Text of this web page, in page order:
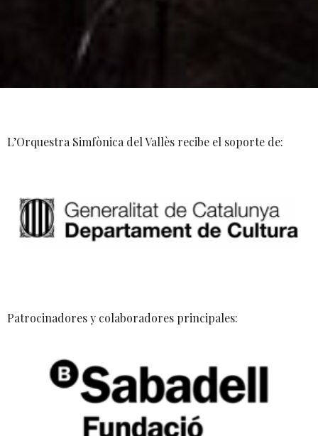
L’Orquestra Simfònica del Vallès recibe el soporte de:
Patrocinadores y colaboradores principales: